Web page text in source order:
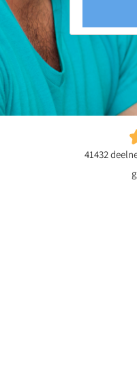
voor
zijn."
zijn
aannames
die
41432